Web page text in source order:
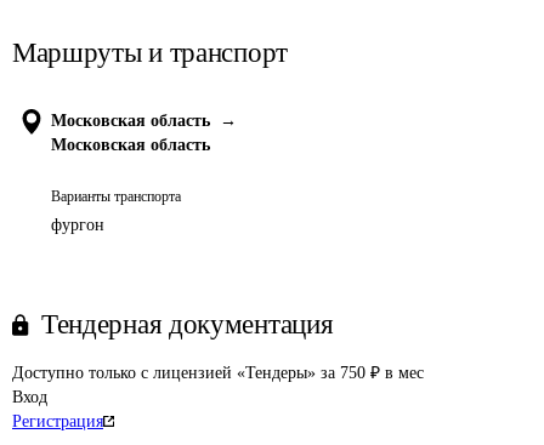
Маршруты и транспорт
Московская область
→
Московская область
Варианты транспорта
фургон
Тендерная документация
Доступно только с лицензией «Тендеры» за 750 ₽ в мес
Вход
Регистрация